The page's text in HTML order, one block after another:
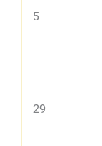
5
29